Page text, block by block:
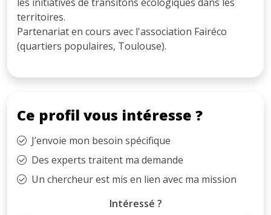
territoires.
Partenariat en cours avec l'association Fairéco
(quartiers populaires, Toulouse).
Ce profil vous intéresse ?
J’envoie mon besoin spécifique
Des experts traitent ma demande
Un chercheur est mis en lien avec ma mission
Intéressé ?